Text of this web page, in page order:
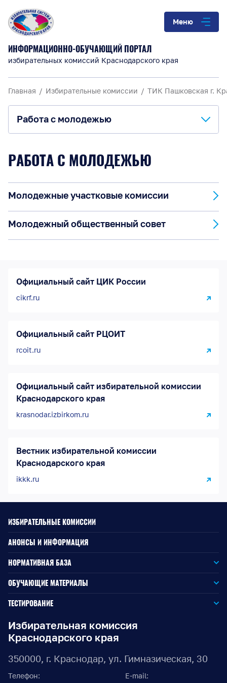
Меню
ИНФОРМАЦИОННО-ОБУЧАЮЩИЙ ПОРТАЛ
избирательных комиссий Краснодарского края
Главная Избирательные комиссии ТИК Пашковская г.
Работа с молодежью
Анонсы и информация
Материалы для обучения
Повышение правовой культуры
РАБОТА С МОЛОДЕЖЬЮ
Молодежные участковые комиссии
Молодежный общественный совет
Официальный сайт ЦИК России
cikrf.ru
Официальный сайт РЦОИТ
rcoit.ru
Официальный сайт избирательной комиссии
Краснодарского края
krasnodar.izbirkom.ru
Вестник избирательной комиссии
Краснодарского края
ikkk.ru
Избирательная комиссия
Краснодарского края
350000, г. Краснодар, ул. Гимназическая, 30
Телефон: E-mail:
ИЗБИРАТЕЛЬНЫЕ КОМИССИИ
АНОНСЫ И ИНФОРМАЦИЯ
НОРМАТИВНАЯ БАЗА
Законодательство РФ
Законодательство КК
Документы ЦИК России
Документы ИККК
Выборы Губернатора Краснодарского края
ОБУЧАЮЩИЕ МАТЕРИАЛЫ
Для окружной избирательной комиссии
Для территориальной избирательной комиссии
Для участковой избирательной комиссии
ТЕСТИРОВАНИЕ
Для членов участковых избирательных комиссий